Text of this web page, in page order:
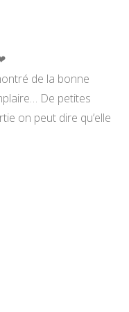
de la bonne
De petites
on peut dire qu’elle